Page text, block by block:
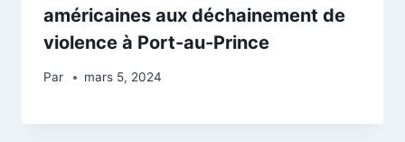
américaines aux déchainement de
violence à Port-au-Prince
Par mars 5, 2024